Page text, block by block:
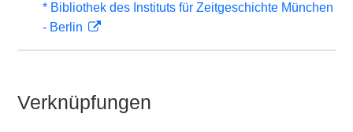
* Bibliothek des Instituts für Zeitgeschichte München
- Berlin
Verknüpfungen